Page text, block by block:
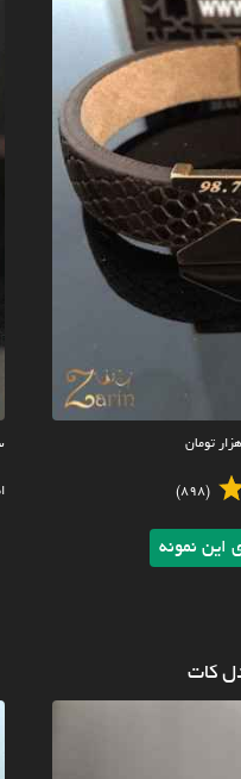
هزار تومان
(898)
این نمونه
کات